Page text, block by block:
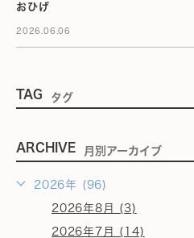
おひげ
2026.06.06
TAG タグ
ARCHIVE 月別アーカイブ
2026年 (96)
2026年8月 (3)
2026年7月 (14)